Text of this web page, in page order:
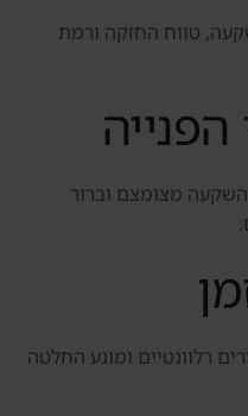
טווח החזקה ורמת
השקעה מצומצם וברור
רלוונטיים ומונע החלטה